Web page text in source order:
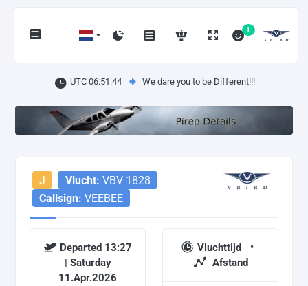
1
UTC 06:51:44 We dare you to be Different!!!
J Vlucht: VBV 1828
Callsign: VEEBEE
Departed 13:27
| Saturday
11.Apr.2026
Vluchttijd
Afstand